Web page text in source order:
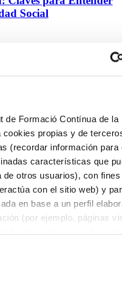
de Formació Contínua de la
propias y de
(recordar información para
características que
otros usuarios), con fines
con el sitio web) y
en base a un perfil
(por ejemplo, páginas
Social
y